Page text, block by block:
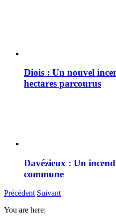
Diois : Un nouvel
hectares parcourus
Davézieux : Un
commune
Précédent Suivant
You are here: